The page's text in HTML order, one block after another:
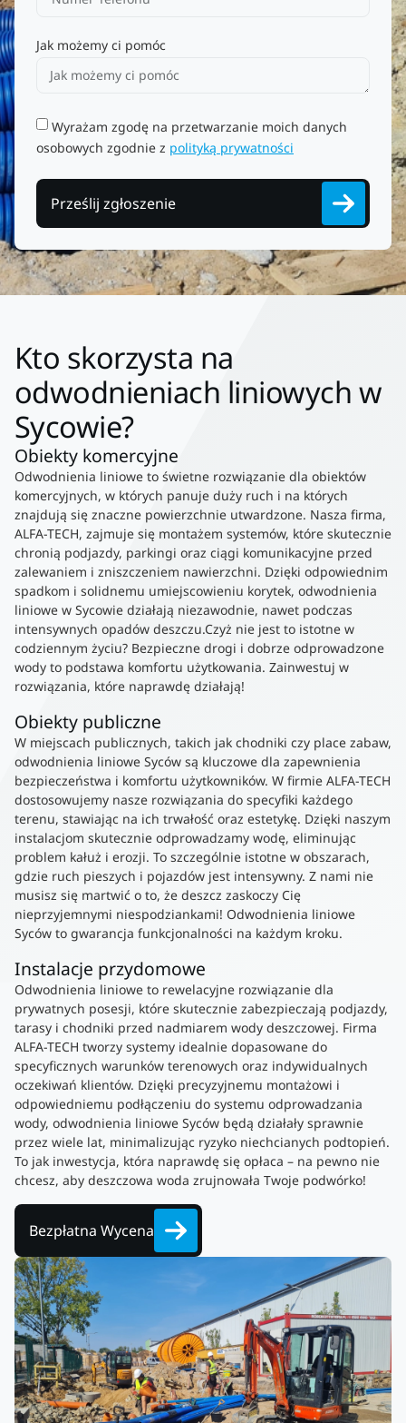
Jak możemy ci pomóc
Wyrażam zgodę na przetwarzanie moich danych
osobowych zgodnie z polityką prywatności
Prześlij zgłoszenie
Kto skorzysta na
odwodnieniach liniowych w
Sycowie?
Obiekty komercyjne
Odwodnienia liniowe to świetne rozwiązanie dla obiektów
komercyjnych, w których panuje duży ruch i na których
znajdują się znaczne powierzchnie utwardzone. Nasza firma,
ALFA-TECH, zajmuje się montażem systemów, które skutecznie
chronią podjazdy, parkingi oraz ciągi komunikacyjne przed
zalewaniem i zniszczeniem nawierzchni. Dzięki odpowiednim
spadkom i solidnemu umiejscowieniu korytek, odwodnienia
liniowe w Sycowie działają niezawodnie, nawet podczas
intensywnych opadów deszczu.Czyż nie jest to istotne w
codziennym życiu? Bezpieczne drogi i dobrze odprowadzone
wody to podstawa komfortu użytkowania. Zainwestuj w
rozwiązania, które naprawdę działają!
Obiekty publiczne
W miejscach publicznych, takich jak chodniki czy place zabaw,
odwodnienia liniowe Syców są kluczowe dla zapewnienia
bezpieczeństwa i komfortu użytkowników. W firmie ALFA-TECH
dostosowujemy nasze rozwiązania do specyfiki każdego
terenu, stawiając na ich trwałość oraz estetykę. Dzięki naszym
instalacjom skutecznie odprowadzamy wodę, eliminując
problem kałuż i erozji. To szczególnie istotne w obszarach,
gdzie ruch pieszych i pojazdów jest intensywny. Z nami nie
musisz się martwić o to, że deszcz zaskoczy Cię
nieprzyjemnymi niespodziankami! Odwodnienia liniowe
Syców to gwarancja funkcjonalności na każdym kroku.
Instalacje przydomowe
Odwodnienia liniowe to rewelacyjne rozwiązanie dla
prywatnych posesji, które skutecznie zabezpieczają podjazdy,
tarasy i chodniki przed nadmiarem wody deszczowej. Firma
ALFA-TECH tworzy systemy idealnie dopasowane do
specyficznych warunków terenowych oraz indywidualnych
oczekiwań klientów. Dzięki precyzyjnemu montażowi i
odpowiedniemu podłączeniu do systemu odprowadzania
wody, odwodnienia liniowe Syców będą działały sprawnie
przez wiele lat, minimalizując ryzyko niechcianych podtopień.
To jak inwestycja, która naprawdę się opłaca – na pewno nie
chcesz, aby deszczowa woda zrujnowała Twoje podwórko!
Bezpłatna Wycena